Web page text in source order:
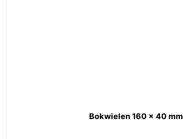
Bokwielen 160 x 40 mm